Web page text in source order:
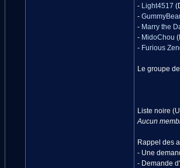
- Light4517
-
- Marry the
- MidoChou
- Furious
Le groupe
Liste noire
Aucun
Rappel des
- Une
- Demande